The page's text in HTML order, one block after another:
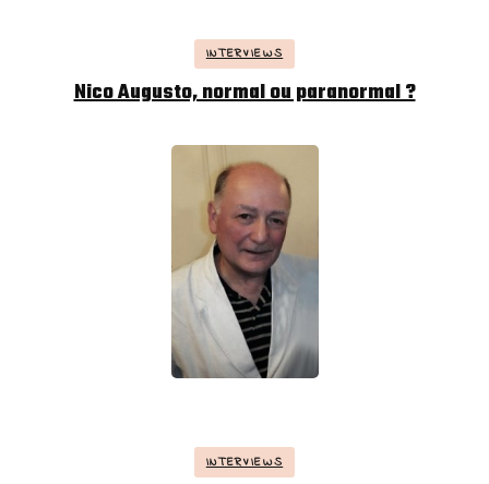
INTERVIEWS
Nico Augusto, normal ou paranormal ?
INTERVIEWS